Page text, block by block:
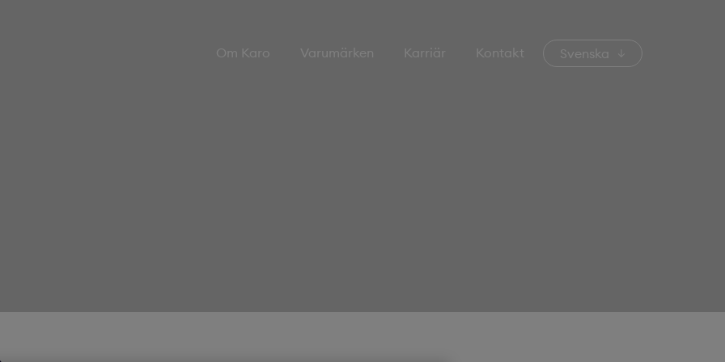
Om Karo Varumärken Karriär Kontakt Svenska